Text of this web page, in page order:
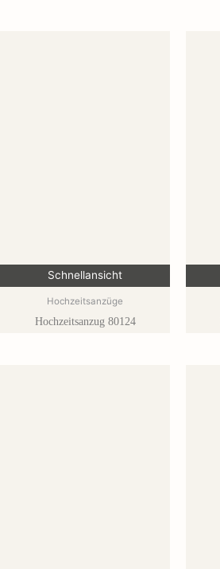
Schnellansicht
Hochzeitsanzüge
Hochzeitsanzug 80124